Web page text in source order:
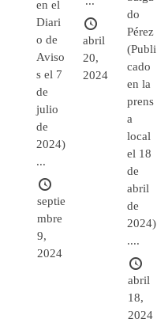
en el
Diari
o de
Aviso
s el 7
de
julio
de
2024)
...
septie
mbre
9,
2024
abril
20,
2024
do
Pérez
(Publi
cado
en la
prens
a
local
el 18
de
abril
de
2024)
....
abril
18,
2024